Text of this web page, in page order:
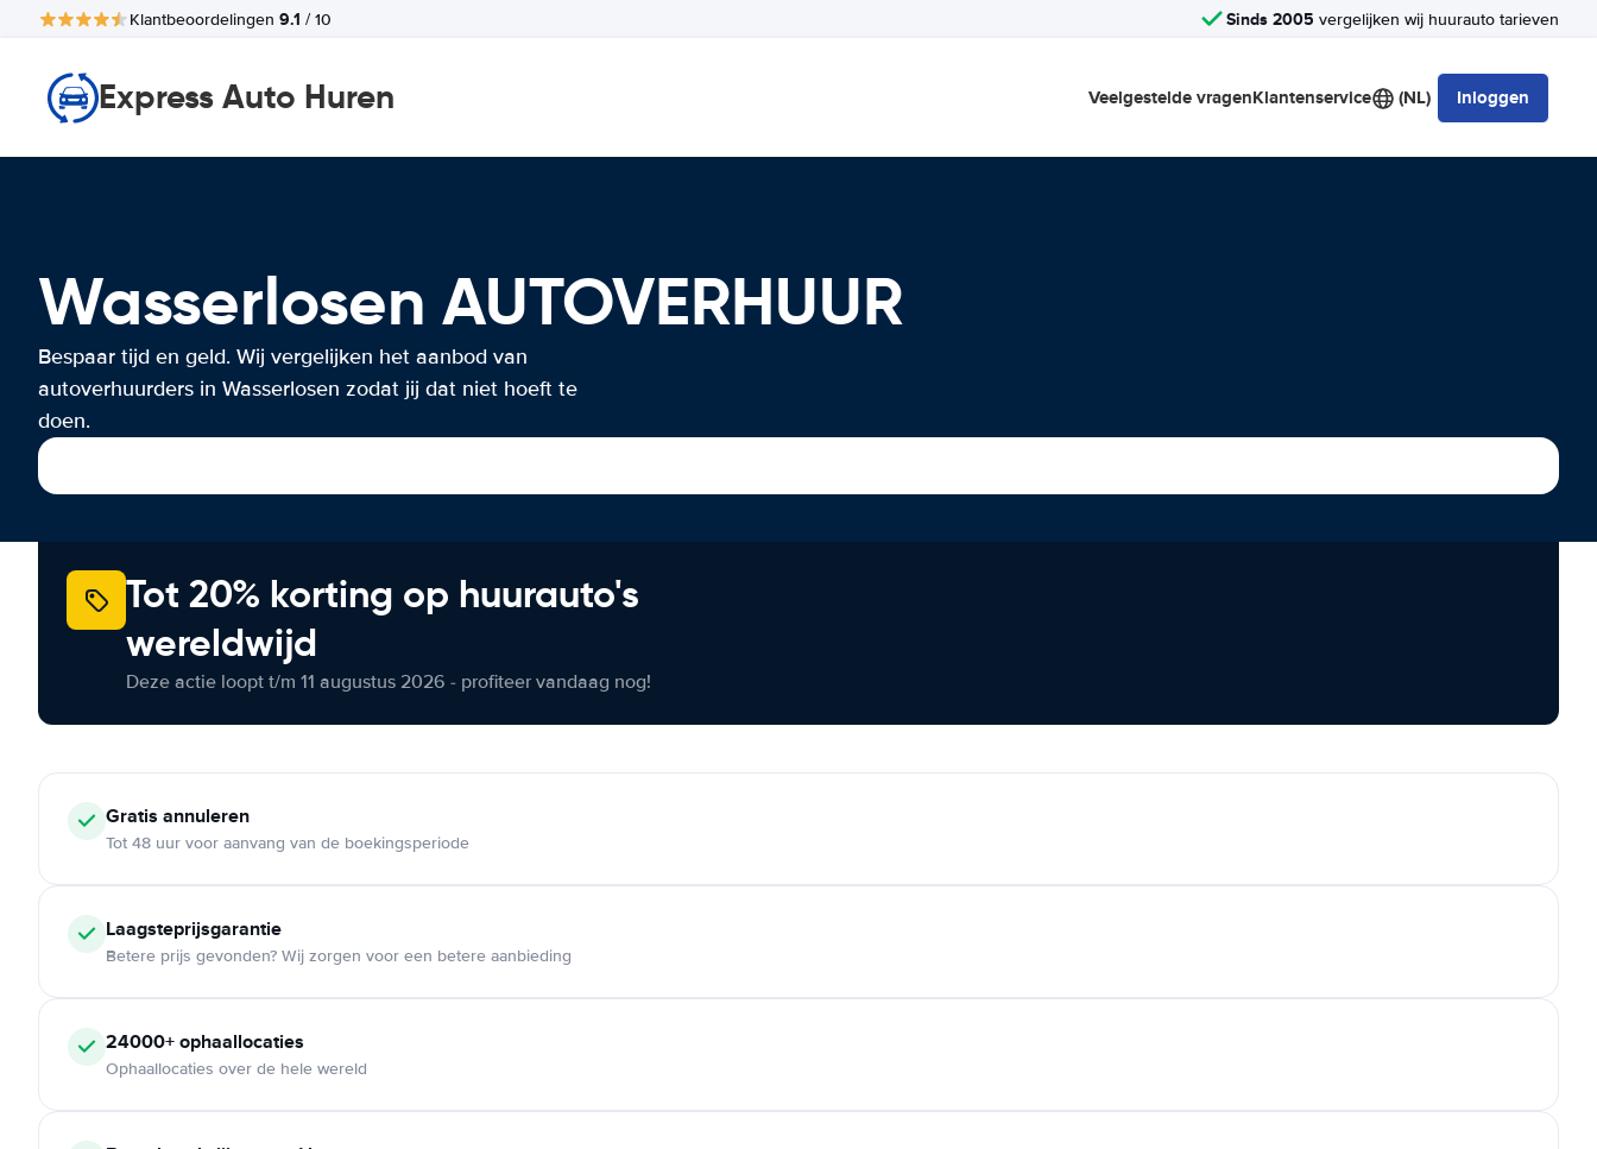
Klantbeoordelingen 9.1 / 10 Sinds 2005 vergelijken wij huurauto tarieven
Express Auto Huren Veelgestelde vragenKlantenservice (NL) Inloggen
Wasserlosen AUTOVERHUUR
Bespaar tijd en geld. Wij vergelijken het aanbod van
autoverhuurders in Wasserlosen zodat jij dat niet hoeft te
doen.
Tot 20% korting op huurauto's
wereldwijd
Deze actie loopt t/m 11 augustus 2026 - profiteer vandaag nog!
Gratis annuleren
Tot 48 uur voor aanvang van de boekingsperiode
Laagsteprijsgarantie
Betere prijs gevonden? Wij zorgen voor een betere aanbieding
24000+ ophaallocaties
Ophaallocaties over de hele wereld